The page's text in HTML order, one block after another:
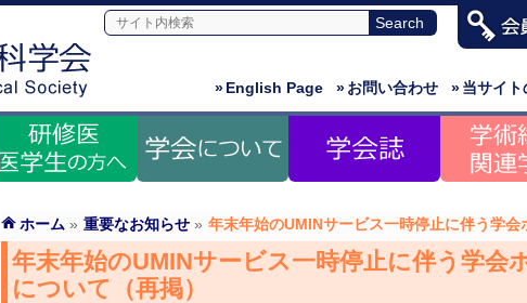
»当サイト
»お問い合わせ
»English Page
ホーム » 重要なお知らせ » 年末年始のUMINサービス一時停止に伴う学会
年末年始のUMINサービス一時停止に伴う学会
について（再掲）